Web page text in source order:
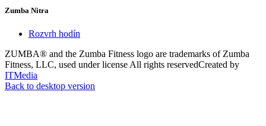
Zumba Nitra
Rozvrh hodín
ZUMBA® and the Zumba Fitness logo are trademarks of Zumba
Fitness, LLC, used under license All rights reservedCreated by
ITMedia
Back to desktop version